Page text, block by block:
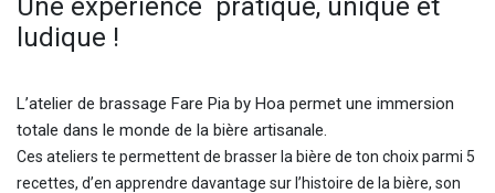
Une expérience pratique, unique et
ludique !
L’atelier de brassage Fare Pia by Hoa permet une immersion
totale dans le monde de la bière artisanale.
Ces ateliers te permettent de brasser la bière de ton choix parmi 5
recettes, d’en apprendre davantage sur l’histoire de la bière, son